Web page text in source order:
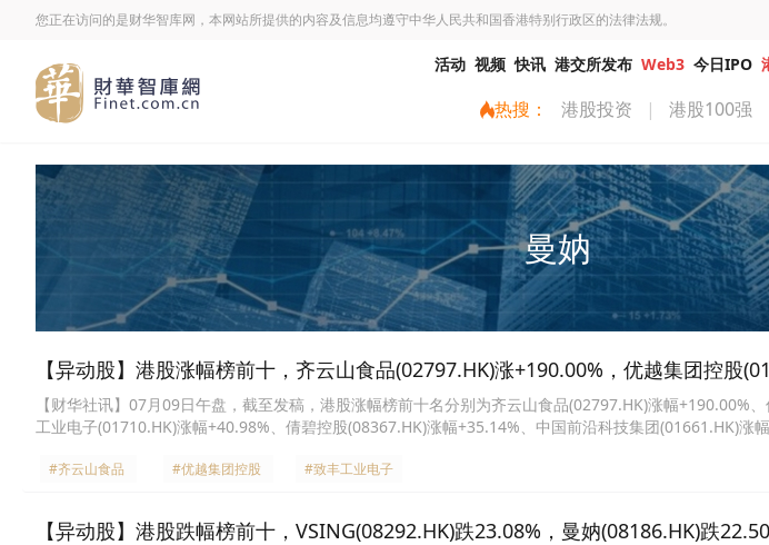
您正在访问的是财华智库网，本网站所提供的内容及信息均遵守中华人民共和国香港特别行政区的法律法规。
活动 视频 快讯 港交所发布 Web3 今日IPO
热搜： 港股投资 | 港股100强
曼妠
【异动股】港股涨幅榜前十，齐云山食品(02797.HK)涨+190.00%，优越集团控股
【财华社讯】07月09日午盘，截至发稿，港股涨幅榜前十名分别为齐云山食品(02797.HK)涨幅+190.00%
工业电子(01710.HK)涨幅+40.98%、倩碧控股(08367.HK)涨幅+35.14%、中国前沿科技集团(01661.HK)涨
+20.45%。
#齐云山食品 #优越集团控股 #致丰工业电子
【异动股】港股跌幅榜前十，VSING(08292.HK)跌23.08%，曼妠(08186.HK)跌